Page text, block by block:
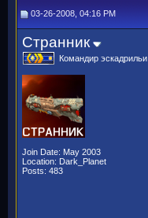
03-26-2008, 04:16 PM
Странник
Командир эскадрильи
Join Date: May 2003
Location: Dark_Planet
Posts: 483